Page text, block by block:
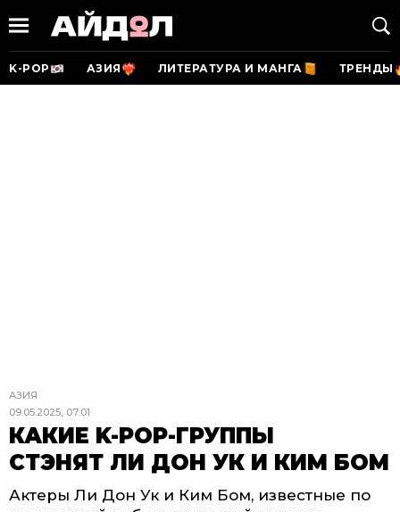
K-POP АЗИЯ ЛИТЕРАТУРА И МАНГА ТРЕНДЫ
АЗИЯ
09.05.2025, 07:01
КАКИЕ K-POP-ГРУППЫ
СТЭНЯТ ЛИ ДОН УК И КИМ БОМ
Актеры Ли Дон Ук и Ким Бом, известные по